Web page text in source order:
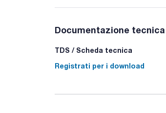
Documentazione tecnica
TDS / Scheda tecnica
Registrati per i download